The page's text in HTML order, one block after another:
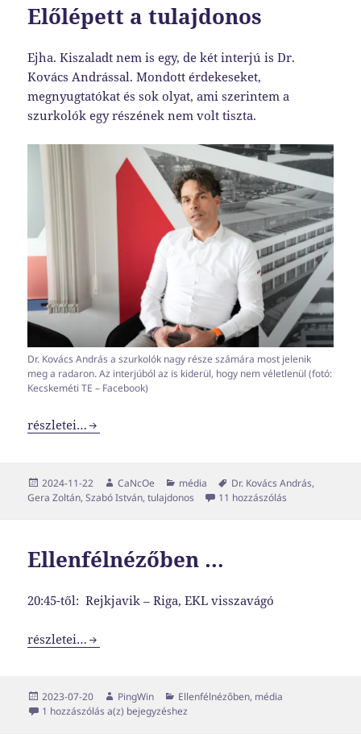
Előlépett a tulajdonos
Ejha. Kiszaladt nem is egy, de két interjú is Dr.
Kovács Andrással. Mondott érdekeseket,
megnyugtatókat és sok olyat, ami szerintem a
szurkolók egy részének nem volt tiszta.
Dr. Kovács András a szurkolók nagy része számára most jelenik
meg a radaron. Az interjúból az is kiderül, hogy nem véletlenül (fotó:
Kecskeméti TE – Facebook)
Előlépett a tulajdonos
részletei…
Közzétéve
2024-11-22 Szerző
CaNcOe Kategória
média Címke
Dr. Kovács András,
Gera Zoltán,Szabó István,tulajdonos 11 hozzászólás
Ellenfélnézőben …
20:45-től: Rejkjavik – Riga, EKL visszavágó
Ellenfélnézőben …
részletei…
Közzétéve
2023-07-20 Szerző
PingWin Kategória
Ellenfélnézőben, média
1 hozzászólás a(z) Ellenfélnézőben …
bejegyzéshez